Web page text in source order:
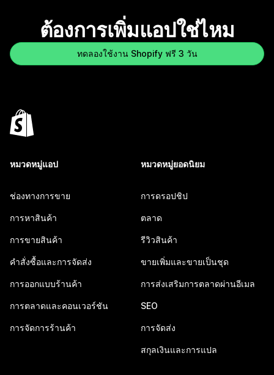
ต้องการเพิ่มแอปใช่ไหม
ทดลองใช้งาน Shopify ฟรี 3 วัน
หมวดหมู่แอป
ช่องทางการขาย
การหาสินค้า
การขายสินค้า
คำสั่งซื้อและการจัดส่ง
การออกแบบร้านค้า
การตลาดและคอนเวอร์ชัน
การจัดการร้านค้า
หมวดหมู่ยอดนิยม
การดรอปชิป
ตลาด
รีวิวสินค้า
ขายเพิ่มและขายเป็นชุด
การส่งเสริมการตลาดผ่านอีเมล
SEO
การจัดส่ง
สกุลเงินและการแปล